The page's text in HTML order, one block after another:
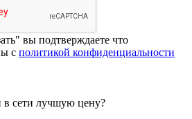
вы подтверждаете что
с политикой конфиденциальности
сети лучшую цену?